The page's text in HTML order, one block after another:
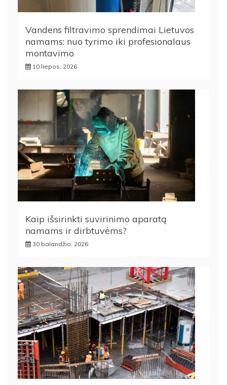
Vandens filtravimo sprendimai Lietuvos
namams: nuo tyrimo iki profesionalaus
montavimo
10 liepos, 2026
Kaip išsirinkti suvirinimo aparatą
namams ir dirbtuvėms?
30 balandžio, 2026